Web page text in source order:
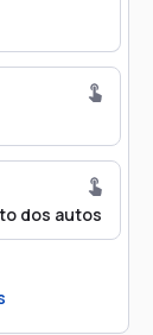
dos autos